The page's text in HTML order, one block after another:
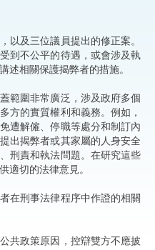
及三位議員提出的修正案。
到不公平的待遇，或會涉及執
述相關保護揭弊者的措施。
圍非常廣泛，涉及政府多個
方的實質權利和義務。例如，
遭解僱、停職等處分和制訂內
出揭弊者或其家屬的人身安全
刑責和執法問題。在研究這些
適切的法律意見。
刑事法律程序中作證的相關
政策原因，控辯雙方不應披